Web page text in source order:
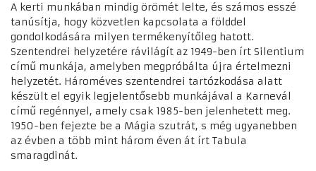
A kerti munkában mindig örömét lelte, és számos esszé
tanúsítja, hogy közvetlen kapcsolata a földdel
gondolkodására milyen termékenyítőleg hatott.
Szentendrei helyzetére rávilágít az 1949-ben írt Silentium
című munkája, amelyben megpróbálta újra értelmezni
helyzetét. Hároméves szentendrei tartózkodása alatt
készült el egyik legjelentősebb munkájával a Karnevál
című regénnyel, amely csak 1985-ben jelenhetett meg.
1950-ben fejezte be a Mágia szutrát, s még ugyanebben
az évben a több mint három éven át írt Tabula
smaragdinát.